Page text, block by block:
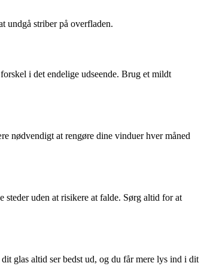
undgå striber på overfladen.
i det endelige udseende. Brug et mildt
nødvendigt at rengøre dine vinduer hver måned
uden at risikere at falde. Sørg altid for at
glas altid ser bedst ud, og du får mere lys ind i dit